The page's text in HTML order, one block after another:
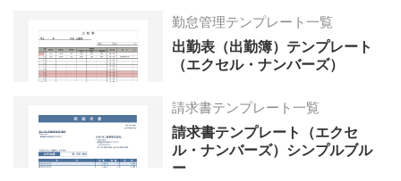
勤怠管理テンプレート一覧
出勤表（出勤簿）テンプレート
（エクセル・ナンバーズ）
請求書テンプレート一覧
請求書テンプレート（エクセ
ル・ナンバーズ）シンプルブル
ー